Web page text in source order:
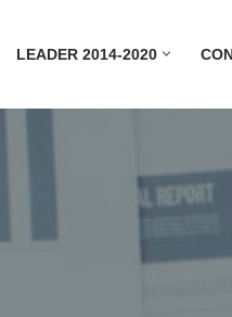
LEADER 2014-2020